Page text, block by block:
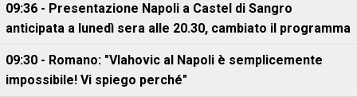
09:36 - Presentazione Napoli a Castel di Sangro
anticipata a lunedì sera alle 20.30, cambiato il programma
09:30 - Romano: "Vlahovic al Napoli è semplicemente
impossibile! Vi spiego perché"